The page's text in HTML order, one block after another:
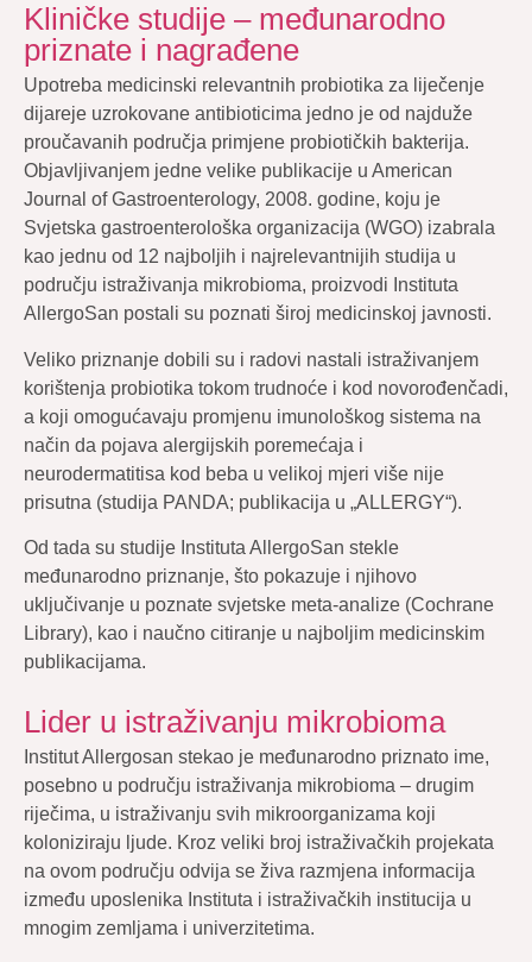
Kliničke studije – međunarodno
priznate i nagrađene
Upotreba medicinski relevantnih probiotika za liječenje
dijareje uzrokovane antibioticima jedno je od najduže
proučavanih područja primjene probiotičkih bakterija.
Objavljivanjem jedne velike publikacije u American
Journal of Gastroenterology, 2008. godine, koju je
Svjetska gastroenterološka organizacija (WGO) izabrala
kao jednu od 12 najboljih i najrelevantnijih studija u
području istraživanja mikrobioma, proizvodi Instituta
AllergoSan postali su poznati široj medicinskoj javnosti.
Veliko priznanje dobili su i radovi nastali istraživanjem
korištenja probiotika tokom trudnoće i kod novorođenčadi,
a koji omogućavaju promjenu imunološkog sistema na
način da pojava alergijskih poremećaja i
neurodermatitisa kod beba u velikoj mjeri više nije
prisutna (studija PANDA; publikacija u „ALLERGY“).
Od tada su studije Instituta AllergoSan stekle
međunarodno priznanje, što pokazuje i njihovo
uključivanje u poznate svjetske meta-analize (Cochrane
Library), kao i naučno citiranje u najboljim medicinskim
publikacijama.
Lider u istraživanju mikrobioma
Institut Allergosan stekao je međunarodno priznato ime,
posebno u području istraživanja mikrobioma – drugim
riječima, u istraživanju svih mikroorganizama koji
koloniziraju ljude. Kroz veliki broj istraživačkih projekata
na ovom području odvija se živa razmjena informacija
između uposlenika Instituta i istraživačkih institucija u
mnogim zemljama i univerzitetima.